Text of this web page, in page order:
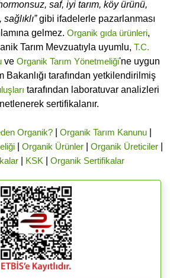
saf, iyi tarım, köy ürünü,
gibi ifadelerle pazarlanması
gelmez. Organik gıda ürünleri,
Tarım Mevzuatıyla uyumlu, T.C.
ve Organik Tarım Yönetmeliği'ne uygun
Bakanlığı tarafından yetkilendirilmiş
tarafından laboratuvar analizleri
sertifikalanır.
Organik?| Organik Tarım Kanunu|
| Organik Ürünler| Organik Üreticiler|
| KSK Organik Sertifikalar